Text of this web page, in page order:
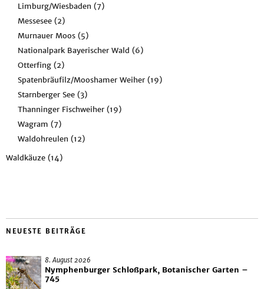
Limburg/Wiesbaden (7)
Messesee (2)
Murnauer Moos (5)
Nationalpark Bayerischer Wald (6)
Otterfing (2)
Spatenbräufilz/Mooshamer Weiher (19)
Starnberger See (3)
Thanninger Fischweiher (19)
Wagram (7)
Waldohreulen (12)
Waldkäuze (14)
NEUESTE BEITRÄGE
8. August 2026
Nymphenburger Schloßpark, Botanischer Garten –
745